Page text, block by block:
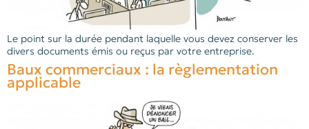
Le point sur la durée pendant laquelle vous devez conserver les
divers documents émis ou reçus par votre entreprise.
Baux commerciaux : la règlementation
applicable